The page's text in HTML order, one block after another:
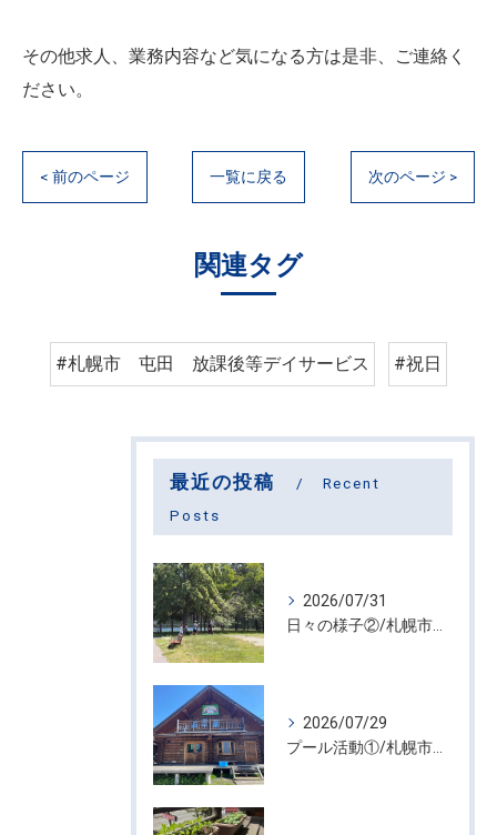
その他求人、業務内容など気になる方は是非、ご連絡く
ださい。
< 前のページ 一覧に戻る 次のページ >
関連タグ
#札幌市 屯田 放課後等デイサービス #祝日
最近の投稿
Recent
Posts
2026/07/31
2026/07/29